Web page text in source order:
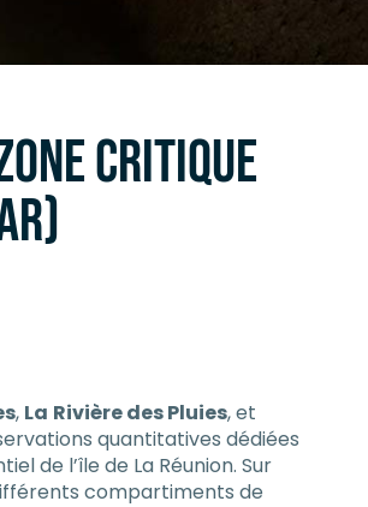
CRITIQUE
, La Rivière des Pluies, et
quantitatives dédiées
de l’île de La Réunion. Sur
compartiments de